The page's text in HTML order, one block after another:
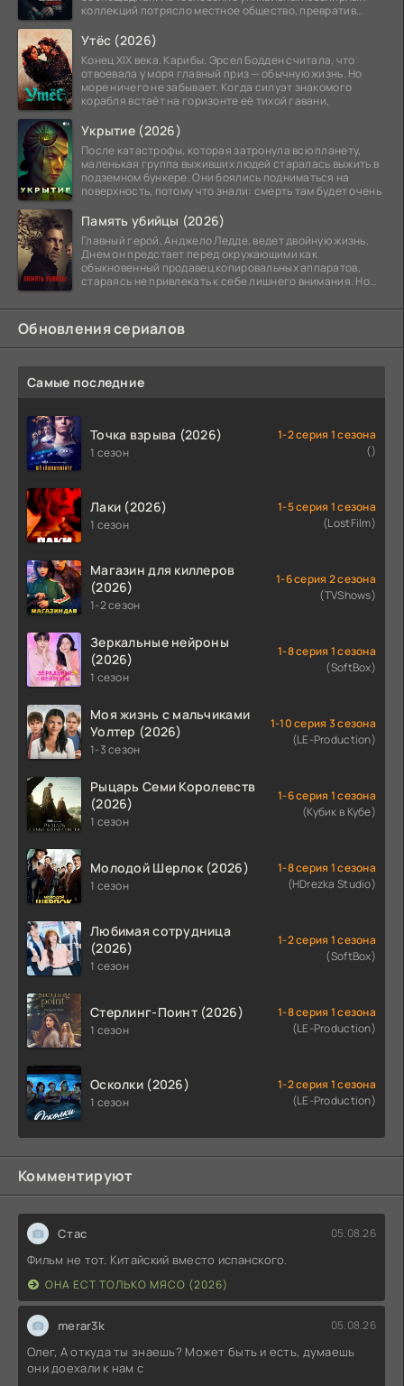
коллекций потрясло местное общество, превратив
Утёс (2026)
Конец XIX века. Карибы. Эрсел Бодден считала, что
отвоевала у моря главный приз — обычную жизнь. Но
море ничего не забывает. Когда силуэт знакомого
корабля встаёт на горизонте её тихой гавани,
Укрытие (2026)
После катастрофы, которая затронула всю планету,
маленькая группа выживших людей старалась выжить в
подземном бункере. Они боялись подниматься на
поверхность, потому что знали: смерть там будет очень
Память убийцы (2026)
Главный герой, Анджело Ледде, ведет двойную жизнь.
Днем он предстает перед окружающими как
обыкновенный продавец копировальных аппаратов,
стараясь не привлекать к себе лишнего внимания. Но
Обновления сериалов
Самые последние
Точка взрыва (2026)
1 сезон
1-2 серия 1 сезона
()
Лаки (2026)
1 сезон
1-5 серия 1 сезона
(LostFilm)
Магазин для киллеров
(2026)
1-2 сезон
1-6 серия 2 сезона
(TVShows)
Зеркальные нейроны
(2026)
1 сезон
1-8 серия 1 сезона
(SoftBox)
Моя жизнь с мальчиками
Уолтер (2026)
1-3 сезон
1-10 серия 3 сезона
(LE-Production)
Рыцарь Семи Королевств
(2026)
1 сезон
1-6 серия 1 сезона
(Кубик в Кубе)
Молодой Шерлок (2026)
1 сезон
1-8 серия 1 сезона
(HDrezka Studio)
Любимая сотрудница
(2026)
1 сезон
1-2 серия 1 сезона
(SoftBox)
Стерлинг-Поинт (2026)
1 сезон
1-8 серия 1 сезона
(LE-Production)
Осколки (2026)
1 сезон
1-2 серия 1 сезона
(LE-Production)
Комментируют
Стас 05.08.26
Фильм не тот. Китайский вместо испанского.
ОНА ЕСТ ТОЛЬКО МЯСО (2026)
merar3k 05.08.26
Олег, А откуда ты знаешь? Может быть и есть, думаешь
они доехали к нам с